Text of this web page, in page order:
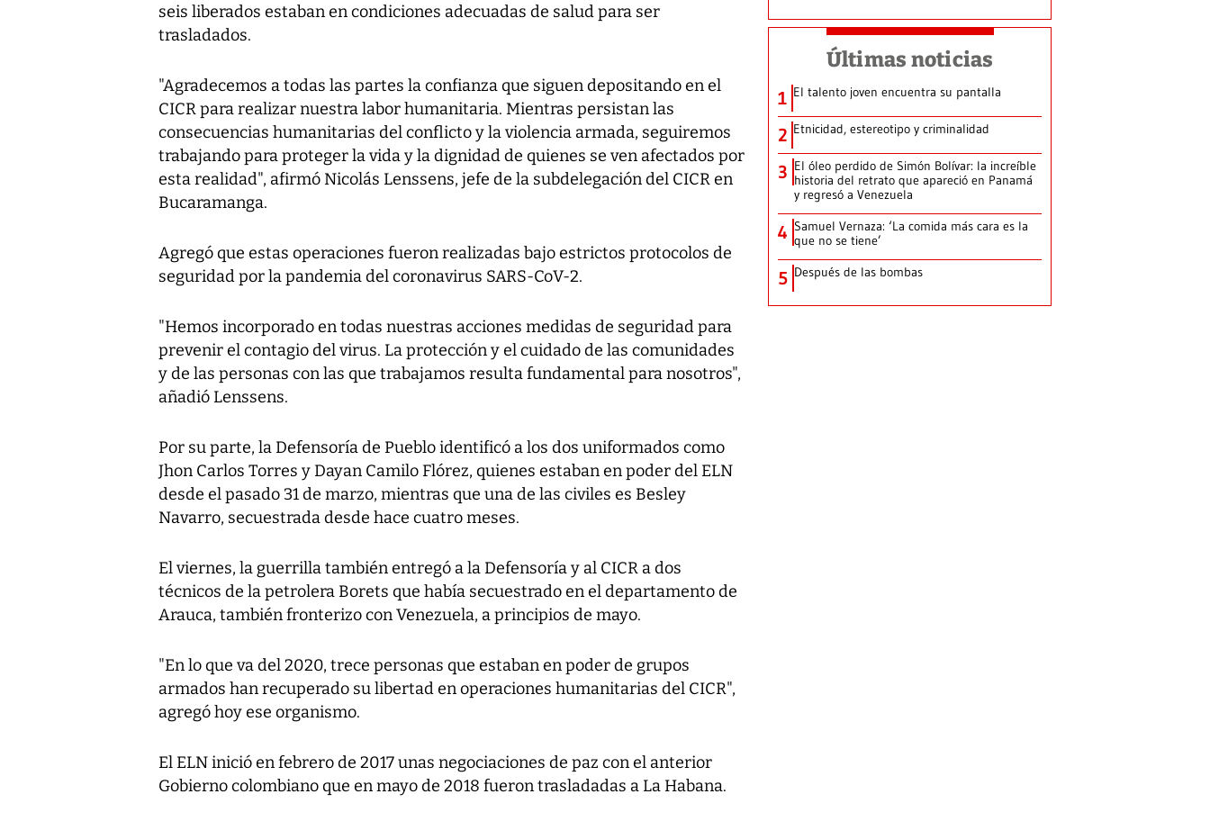
seis liberados estaban en condiciones adecuadas de salud para ser
trasladados.
"Agradecemos a todas las partes la confianza que siguen depositando en el
CICR para realizar nuestra labor humanitaria. Mientras persistan las
consecuencias humanitarias del conflicto y la violencia armada, seguiremos
trabajando para proteger la vida y la dignidad de quienes se ven afectados por
esta realidad", afirmó Nicolás Lenssens, jefe de la subdelegación del CICR en
Bucaramanga.
Agregó que estas operaciones fueron realizadas bajo estrictos protocolos de
seguridad por la pandemia del coronavirus SARS-CoV-2.
"Hemos incorporado en todas nuestras acciones medidas de seguridad para
prevenir el contagio del virus. La protección y el cuidado de las comunidades
y de las personas con las que trabajamos resulta fundamental para nosotros",
añadió Lenssens.
Por su parte, la Defensoría de Pueblo identificó a los dos uniformados como
Jhon Carlos Torres y Dayan Camilo Flórez, quienes estaban en poder del ELN
desde el pasado 31 de marzo, mientras que una de las civiles es Besley
Navarro, secuestrada desde hace cuatro meses.
El viernes, la guerrilla también entregó a la Defensoría y al CICR a dos
técnicos de la petrolera Borets que había secuestrado en el departamento de
Arauca, también fronterizo con Venezuela, a principios de mayo.
"En lo que va del 2020, trece personas que estaban en poder de grupos
armados han recuperado su libertad en operaciones humanitarias del CICR",
agregó hoy ese organismo.
El ELN inició en febrero de 2017 unas negociaciones de paz con el anterior
Gobierno colombiano que en mayo de 2018 fueron trasladadas a La Habana.
Últimas noticias
1 El talento joven encuentra su pantalla​
2 Etnicidad, estereotipo y criminalidad
3 El óleo perdido de Simón Bolívar: la increíble
historia del retrato que apareció en Panamá
y regresó a Venezuela
4 Samuel Vernaza: ‘La comida más cara es la
que no se tiene’
5 Después de las bombas